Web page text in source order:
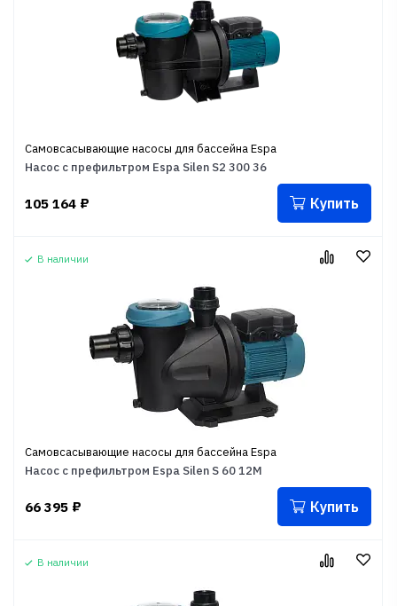
Самовсасывающие насосы для бассейна Espa
Насос с префильтром Espa Silen S2 300 36
105 164 ₽ Купить
В наличии
Самовсасывающие насосы для бассейна Espa
Насос с префильтром Espa Silen S 60 12M
66 395 ₽ Купить
В наличии